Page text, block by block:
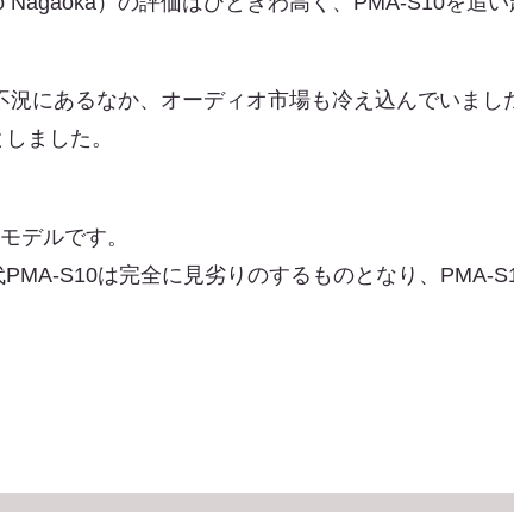
況にあるなか、オーディオ市場も冷え込んでいま
ました。
デルです。
S10は完全に見劣りのするものとなり、PMA-